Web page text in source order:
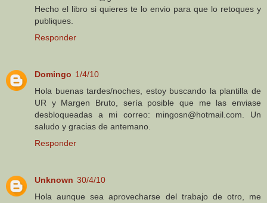
Hecho el libro si quieres te lo envio para que lo retoques y
publiques.
Responder
Domingo 1/4/10
Hola buenas tardes/noches, estoy buscando la plantilla de
UR y Margen Bruto, sería posible que me las enviase
desbloqueadas a mi correo: mingosn@hotmail.com. Un
saludo y gracias de antemano.
Responder
Unknown 30/4/10
Hola aunque sea aprovecharse del trabajo de otro, me